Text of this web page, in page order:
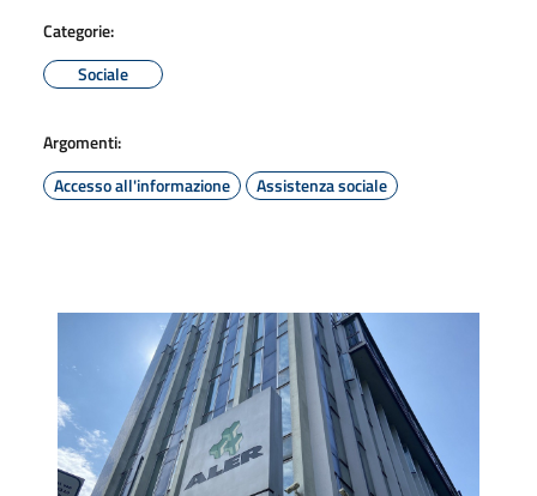
Categorie:
Sociale
Argomenti:
Accesso all'informazione
Assistenza sociale